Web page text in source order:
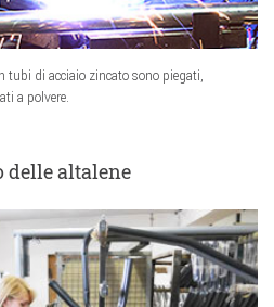
tubi di acciaio zincato sono piegati,
a polvere.
delle altalene